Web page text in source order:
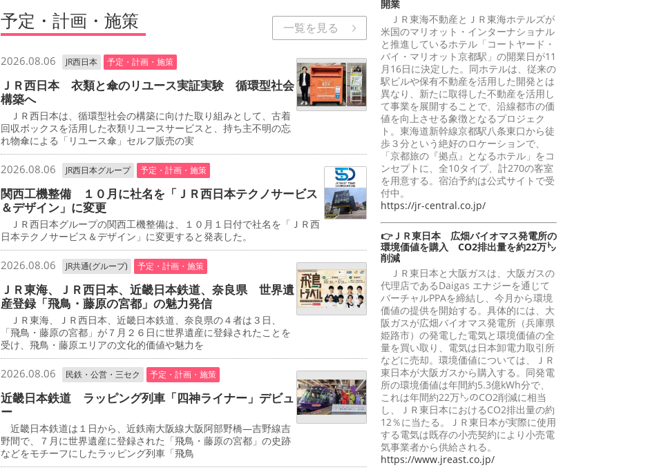
予定・計画・施策 一覧を見る
2026.08.06 JR西日本 予定・計画・施策
ＪＲ西日本 衣類と傘のリユース実証実験 循環型社会
構築へ
ＪＲ西日本は、循環型社会の構築に向けた取り組みとして、古着
回収ボックスを活用した衣類リユースサービスと、持ち主不明の忘
れ物傘による「リユース傘」セルフ販売の実
2026.08.06 JR西日本グループ 予定・計画・施策
関西工機整備 １０月に社名を「ＪＲ西日本テクノサービス
＆デザイン」に変更
ＪＲ西日本グループの関西工機整備は、１０月１日付で社名を「ＪＲ西
日本テクノサービス＆デザイン」に変更すると発表した。
2026.08.06 JR共通(グループ) 予定・計画・施策
ＪＲ東海、ＪＲ西日本、近畿日本鉄道、奈良県 世界遺
産登録「飛鳥・藤原の宮都」の魅力発信
ＪＲ東海、ＪＲ西日本、近畿日本鉄道、奈良県の４者は３日、
「飛鳥・藤原の宮都」が７月２６日に世界遺産に登録されたことを
受け、飛鳥・藤原エリアの文化的価値や魅力を
2026.08.06 民鉄・公営・三セク 予定・計画・施策
近畿日本鉄道 ラッピング列車「四神ライナー」デビュ
ー
近畿日本鉄道は１日から、近鉄南大阪線大阪阿部野橋―吉野線吉
野間で、７月に世界遺産に登録された「飛鳥・藤原の宮都」の史跡
などをモチーフにしたラッピング列車「飛鳥
開業
ＪＲ東海不動産とＪＲ東海ホテルズが
米国のマリオット・インターナショナル
と推進しているホテル「コートヤード・
バイ・マリオット京都駅」の開業日が11
月16日に決定した。同ホテルは、従来の
駅ビルや保有不動産を活用した開発とは
異なり、新たに取得した不動産を活用し
て事業を展開することで、沿線都市の価
値を向上させる象徴となるプロジェク
ト。東海道新幹線京都駅八条東口から徒
歩３分という絶好のロケーションで、
「京都旅の『拠点』となるホテル」をコ
ンセプトに、全10タイプ、計270の客室
を用意する。宿泊予約は公式サイトで受
付中。
https://jr-central.co.jp/
👉ＪＲ東日本 広畑バイオマス発電所の
環境価値を購入 CO2排出量を約22万㌧
削減
ＪＲ東日本と大阪ガスは、大阪ガスの
代理店であるDaigas エナジーを通じて
バーチャルPPAを締結し、今月から環境
価値の提供を開始する。具体的には、大
阪ガスが広畑バイオマス発電所（兵庫県
姫路市）の発電した電気と環境価値の全
量を買い取り、電気は日本卸電力取引所
などに売却。環境価値については、ＪＲ
東日本が大阪ガスから購入する。同発電
所の環境価値は年間約5.3億kWh分で、
これは年間約22万㌧のCO2削減に相当
し、ＪＲ東日本におけるCO2排出量の約
12％に当たる。ＪＲ東日本が実際に使用
する電気は既存の小売契約により小売電
気事業者から供給される。
https://www.jreast.co.jp/